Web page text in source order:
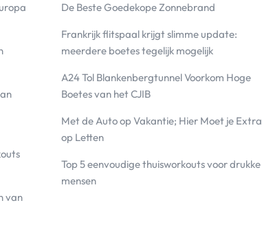
van
De Beste Goedekope Zonnebrand
Frankrijk flitspaal krijgt slimme update:
meerdere boetes tegelijk mogelijk
A24 Tol Blankenbergtunnel Voorkom Hoge
Boetes van het CJIB
Met de Auto op Vakantie; Hier Moet je Extra
op Letten
Top 5 eenvoudige thuisworkouts voor drukke
mensen